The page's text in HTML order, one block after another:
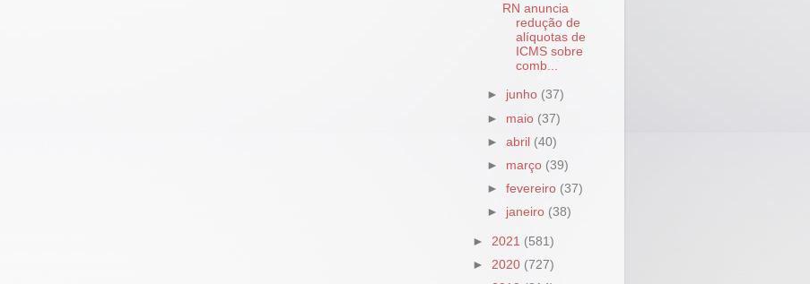
RN anuncia
redução de
alíquotas de
ICMS sobre
comb...
► junho (37)
► maio (37)
►abril (40)
► março (39)
►fevereiro (37)
► janeiro (38)
► 2021 (581)
► 2020 (727)